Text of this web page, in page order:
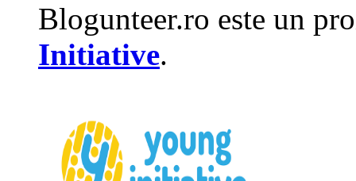
Blogunteer.ro este un
Initiative.